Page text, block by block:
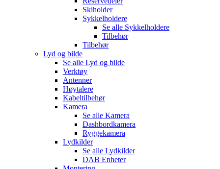
Skiholder
Sykkelholdere
Se alle Sykkelholdere
Tilbehør
Tilbehør
Lyd og bilde
Se alle Lyd og bilde
Verktøy
Antenner
Høytalere
Kabeltilbehør
Kamera
Se alle Kamera
Dashbordkamera
Ryggekamera
Lydkilder
Se alle Lydkilder
DAB Enheter